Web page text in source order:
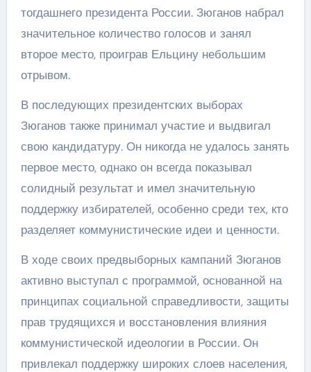
тогдашнего президента России. Зюганов набрал
значительное количество голосов и занял
второе место, проиграв Ельцину небольшим
отрывом.
В последующих президентских выборах
Зюганов также принимал участие и выдвигал
свою кандидатуру. Он никогда не удалось занять
первое место, однако он всегда показывал
солидный результат и имел значительную
поддержку избирателей, особенно среди тех, кто
разделяет коммунистические идеи и ценности.
В ходе своих предвыборных кампаний Зюганов
активно выступал с программой, основанной на
принципах социальной справедливости, защиты
прав трудящихся и восстановления влияния
коммунистической идеологии в России. Он
привлекал поддержку широких слоев населения,